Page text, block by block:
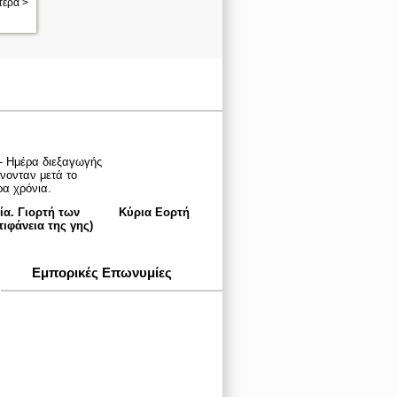
>
Ημέρα διεξαγωγής
μετά το
χρόνια.
Γιορτή των
της γης)
Κύρια Εορτή
Εμπορικές Επωνυμίες